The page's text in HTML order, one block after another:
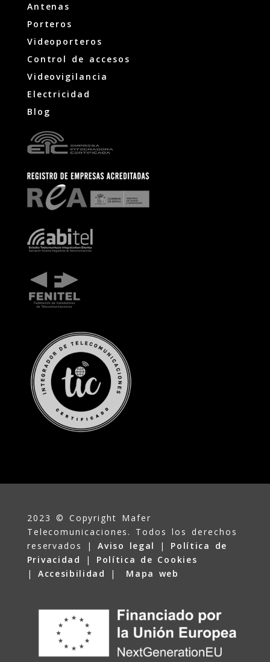
Antenas
Porteros
Videoporteros
Control de accesos
Videovigilancia
Electricidad
Blog
2023 © Copyright Mafer
Telecomunicaciones. Todos los derechos
reservados |Aviso legal | Política de
Privacidad
| Política de Cookies
| Accesibilidad | Mapa web